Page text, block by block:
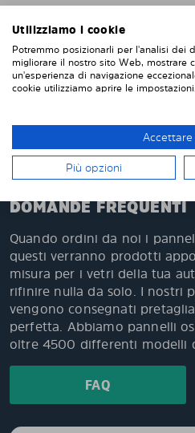
Niente acqua, niente
graffi
Più facile e più
Facile da montare da
quando necessario
DOMANDE FREQUENTI
Quando ordini da noi i
questi verranno prodotti
misura per i vetri della tua
rifinire nulla da solo. I nostri
vengono consegnati
perfetta. Abbiamo pannelli
oltre 4500 differenti modelli
FAQ
Utilizziamo i cookie
Potremmo posizionarli per l'analisi dei
migliorare il nostro sito Web, mostrare
un'esperienza di navigazione
cookie utilizziamo aprire le impostazioni.
Più opzioni